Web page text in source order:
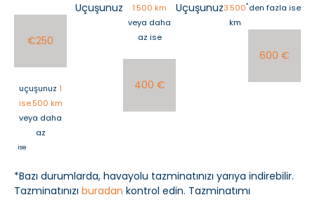
€250
uçuşunuz 1
ise.500 km
veya daha
az
ise
Uçuşunuz
1.500 km
veya daha
az ise
400 €
Uçuşunuz3.500
km
'den fazla ise
600 €
*Bazı durumlarda, havayolu tazminatınızı yarıya indirebilir.
Tazminatınızı buradan kontrol edin. Tazminatımı